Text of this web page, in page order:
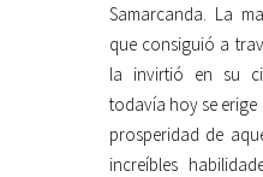
Samarcanda. La
que consiguió a
la invirtió en su
todavía hoy se
prosperidad de
increíbles